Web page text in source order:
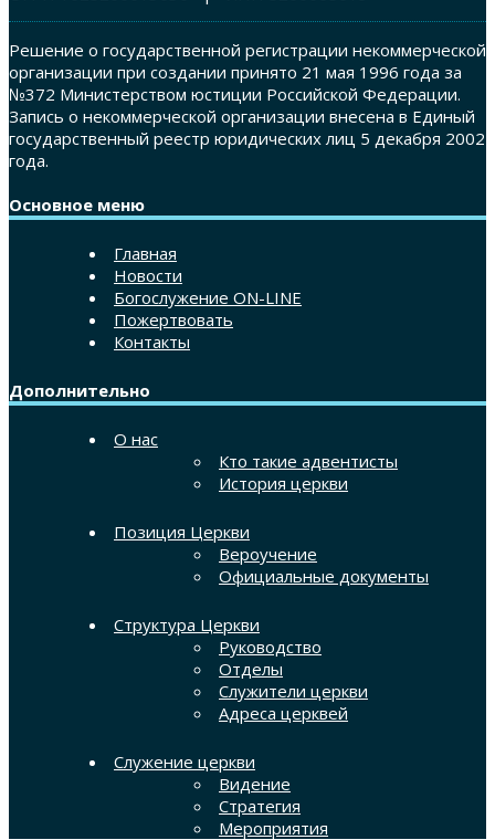
Решение о государственной регистрации некоммерческой
организации при создании принято 21 мая 1996 года за
№372 Министерством юстиции Российской Федерации.
Запись о некоммерческой организации внесена в Единый
государственный реестр юридических лиц 5 декабря 2002
года.
Основное меню
Главная
Новости
Богослужение ON-LINE
Пожертвовать
Контакты
Дополнительно
О нас
Кто такие адвентисты
История церкви
Позиция Церкви
Вероучение
Официальные документы
Структура Церкви
Руководство
Отделы
Служители церкви
Адреса церквей
Служение церкви
Видение
Стратегия
Мероприятия